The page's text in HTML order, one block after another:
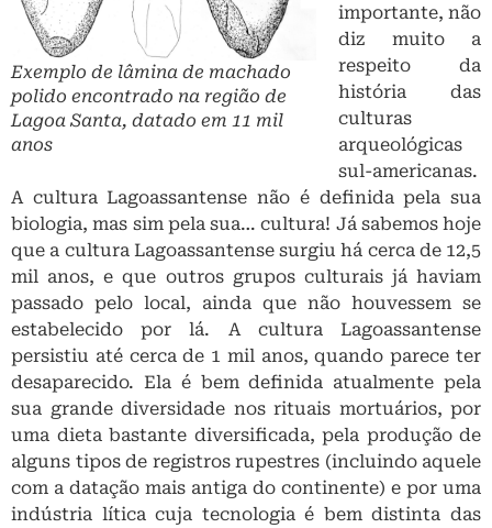
A cultura Lagoassantense não é definida pela sua
biologia, mas sim pela sua… cultura! Já sabemos hoje
que a cultura Lagoassantense surgiu há cerca de 12,5
mil anos, e que outros grupos culturais já haviam
passado pelo local, ainda que não houvessem se
estabelecido por lá. A cultura Lagoassantense
persistiu até cerca de 1 mil anos, quando parece ter
desaparecido. Ela é bem definida atualmente pela
sua grande diversidade nos rituais mortuários, por
uma dieta bastante diversificada, pela produção de
alguns tipos de registros rupestres (incluindo aquele
com a datação mais antiga do continente) e por uma
indústria lítica cuja tecnologia é bem distinta das
demais culturas arqueológicas sul americanas. Um
artigo publicado poucas semanas antes dos artigos
da Science e da Cell definiu a tecnologia da indústria
lítica Lagoassantense. Estes grupos produziam mais
de 90% de seus artefatos em lascas provenientes de
pequenos cristais de quartzo – que só são
encontrados em locais bem afastados dos sítios.